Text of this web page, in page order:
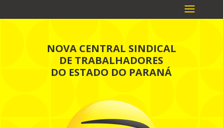
NOVA CENTRAL SINDICAL
DE TRABALHADORES
DO ESTADO DO PARANÁ